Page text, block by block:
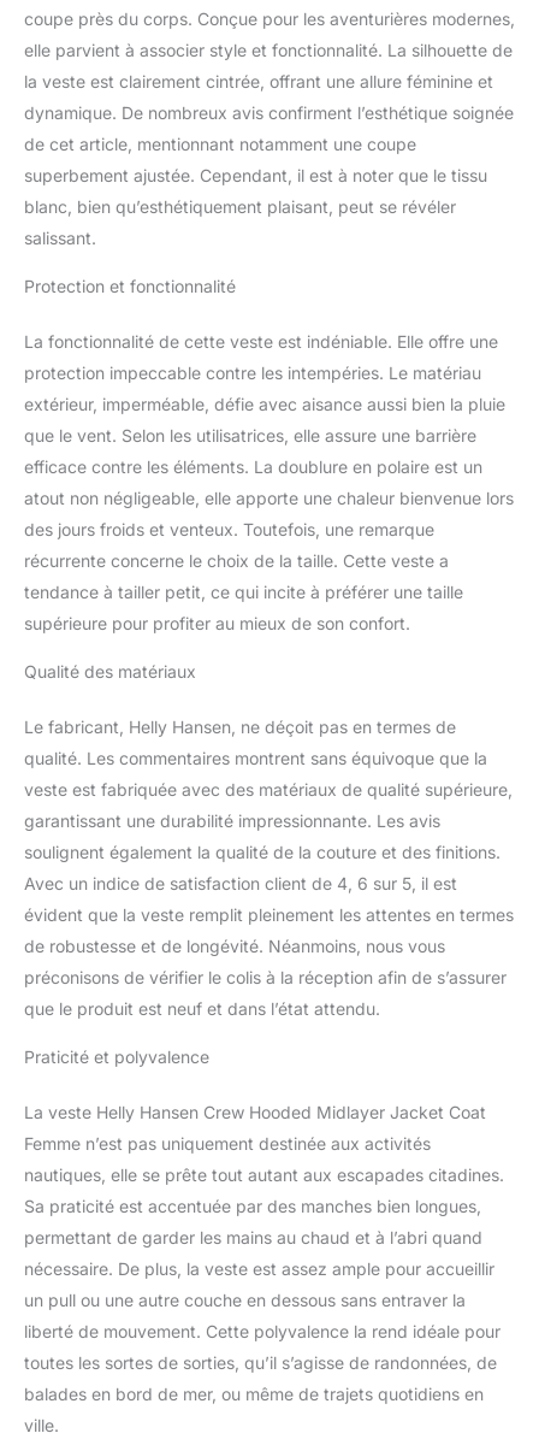
coupe près du corps. Conçue pour les aventurières modernes,
elle parvient à associer style et fonctionnalité. La silhouette de
la veste est clairement cintrée, offrant une allure féminine et
dynamique. De nombreux avis confirment l’esthétique soignée
de cet article, mentionnant notamment une coupe
superbement ajustée. Cependant, il est à noter que le tissu
blanc, bien qu’esthétiquement plaisant, peut se révéler
salissant.
Protection et fonctionnalité
La fonctionnalité de cette veste est indéniable. Elle offre une
protection impeccable contre les intempéries. Le matériau
extérieur, imperméable, défie avec aisance aussi bien la pluie
que le vent. Selon les utilisatrices, elle assure une barrière
efficace contre les éléments. La doublure en polaire est un
atout non négligeable, elle apporte une chaleur bienvenue lors
des jours froids et venteux. Toutefois, une remarque
récurrente concerne le choix de la taille. Cette veste a
tendance à tailler petit, ce qui incite à préférer une taille
supérieure pour profiter au mieux de son confort.
Qualité des matériaux
Le fabricant, Helly Hansen, ne déçoit pas en termes de
qualité. Les commentaires montrent sans équivoque que la
veste est fabriquée avec des matériaux de qualité supérieure,
garantissant une durabilité impressionnante. Les avis
soulignent également la qualité de la couture et des finitions.
Avec un indice de satisfaction client de 4, 6 sur 5, il est
évident que la veste remplit pleinement les attentes en termes
de robustesse et de longévité. Néanmoins, nous vous
préconisons de vérifier le colis à la réception afin de s’assurer
que le produit est neuf et dans l’état attendu.
Praticité et polyvalence
La veste Helly Hansen Crew Hooded Midlayer Jacket Coat
Femme n’est pas uniquement destinée aux activités
nautiques, elle se prête tout autant aux escapades citadines.
Sa praticité est accentuée par des manches bien longues,
permettant de garder les mains au chaud et à l’abri quand
nécessaire. De plus, la veste est assez ample pour accueillir
un pull ou une autre couche en dessous sans entraver la
liberté de mouvement. Cette polyvalence la rend idéale pour
toutes les sortes de sorties, qu’il s’agisse de randonnées, de
balades en bord de mer, ou même de trajets quotidiens en
ville.